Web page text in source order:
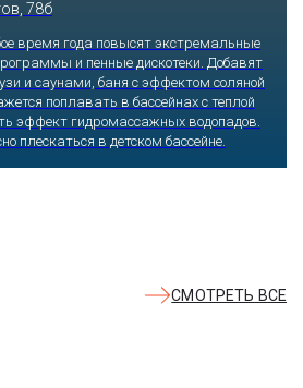
78б
время года повысят экстремальные
и пенные дискотеки. Добавят
и саунами, баня с эффектом соляной
поплавать в бассейнах с теплой
эффект гидромассажных водопадов.
плескаться в детском бассейне.
СМОТРЕТЬ ВСЕ